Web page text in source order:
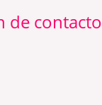
de contacto